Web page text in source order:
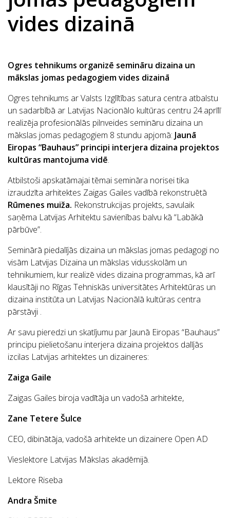
vides dizainā
Ogres tehnikums organizē semināru dizaina un
mākslas jomas pedagogiem vides dizainā
Ogres tehnikums ar Valsts Izglītības satura centra atbalstu
un sadarbībā ar Latvijas Nacionālo kultūras centru 24.aprīlī
realizēja profesionālās pilnveides semināru dizaina un
mākslas jomas pedagogiem 8 stundu apjomā: Jaunā
Eiropas “Bauhaus” principi interjera dizaina projektos
kultūras mantojuma vidē.
Atbilstoši apskatāmajai tēmai semināra norisei tika
izraudzīta arhitektes Zaigas Gailes vadībā rekonstruētā
Rūmenes muiža. Rekonstrukcijas projekts, savulaik
saņēma Latvijas Arhitektu savienības balvu kā “Labākā
pārbūve”.
Seminārā piedalījās dizaina un mākslas jomas pedagogi no
visām Latvijas Dizaina un mākslas vidusskolām un
tehnikumiem, kur realizē vides dizaina programmas, kā arī
klausītāji no Rīgas Tehniskās universitātes Arhitektūras un
dizaina institūta un Latvijas Nacionālā kultūras centra
pārstāvji .
Ar savu pieredzi un skatījumu par Jaunā Eiropas “Bauhaus”
principu pielietošanu interjera dizaina projektos dalījās
izcilas Latvijas arhitektes un dizaineres:
Zaiga Gaile
Zaigas Gailes biroja vadītāja un vadošā arhitekte,
Zane Tetere Šulce
CEO, dibinātāja, vadošā arhitekte un dizainere Open AD
Vieslektore Latvijas Mākslas akadēmijā.
Lektore Riseba
Andra Šmite